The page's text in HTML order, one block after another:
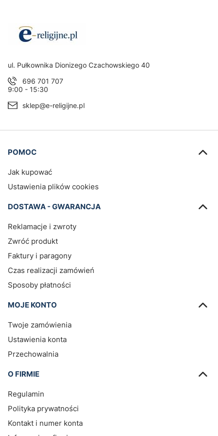
Adres:
ul. Pułkownika Dionizego Czachowskiego 40
696 701 707
9:00 - 15:30
sklep@e-religijne.pl
Linki w stopce
POMOC
Jak kupować
Ustawienia plików cookies
DOSTAWA - GWARANCJA
Reklamacje i zwroty
Zwróć produkt
Faktury i paragony
Czas realizacji zamówień
Sposoby płatności
MOJE KONTO
Twoje zamówienia
Ustawienia konta
Przechowalnia
O FIRMIE
Regulamin
Polityka prywatności
Kontakt i numer konta